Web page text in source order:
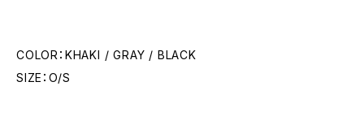
COLOR：KHAKI / GRAY / BLACK
SIZE：O/S